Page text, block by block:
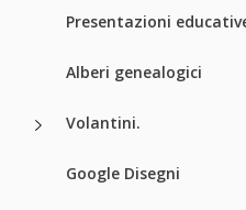
Presentazioni
Alberi genealogici
Volantini.
Google Disegni